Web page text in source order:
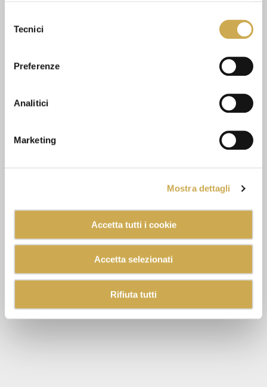
delTecnici
Preferenze
Analitici
Marketing
Mostra dettagli
Accetta tutti i cookie
Accetta selezionati
Rifiuta tutti